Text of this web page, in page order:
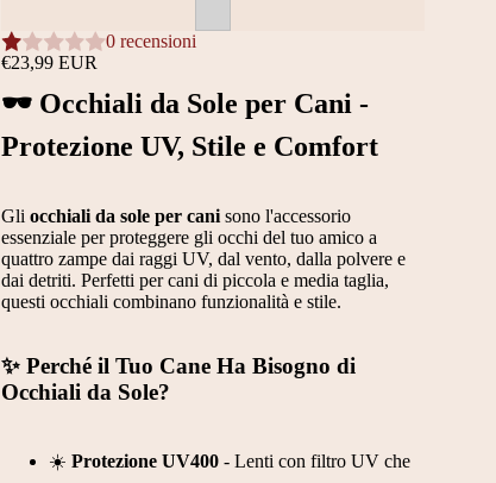
0 recensioni
€23,99 EUR
🕶️ Occhiali da Sole per Cani -
Protezione UV, Stile e Comfort
Gli occhiali da sole per canisono l'accessorio
essenziale per proteggere gli occhi del tuo amico a
quattro zampe dai raggi UV, dal vento, dalla polvere e
dai detriti. Perfetti per cani di piccola e media taglia,
questi occhiali combinano funzionalità e stile.
✨ Perché il Tuo Cane Ha Bisogno di
Occhiali da Sole?
☀️ Protezione UV400- Lenti con filtro UV che